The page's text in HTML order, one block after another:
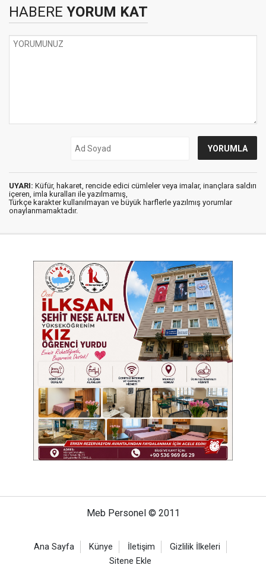
HABERE YORUM KAT
UYARI: Küfür, hakaret, rencide edici cümleler veya imalar, inançlara saldırı
içeren, imla kuralları ile yazılmamış,
Türkçe karakter kullanılmayan ve büyük harflerle yazılmış yorumlar
onaylanmamaktadır.
Meb Personel © 2011
Ana Sayfa Künye İletişim
Gizlilik İlkeleri
Sitene Ekle